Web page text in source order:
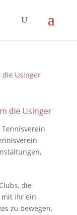
die Usinger
Tennisverein
,
die
mit ihr ein
zu bewegen.